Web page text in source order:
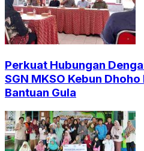
Perkuat Hubungan
SGN MKSO Kebun
Bantuan Gula